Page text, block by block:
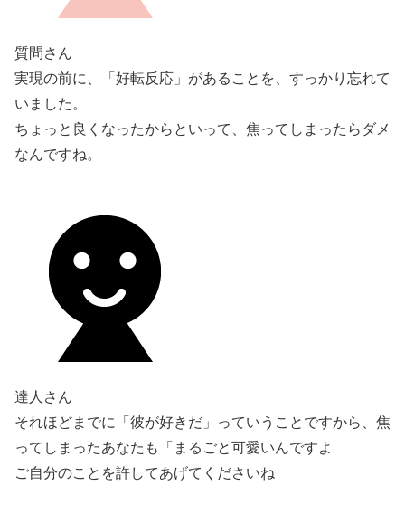
質問さん
実現の前に、「好転反応」があることを、すっかり忘れて
いました。
ちょっと良くなったからといって、焦ってしまったらダメ
なんですね。
達人さん
それほどまでに「彼が好きだ」っていうことですから、焦
ってしまったあなたも「まるごと可愛いんですよ
ご自分のことを許してあげてくださいね